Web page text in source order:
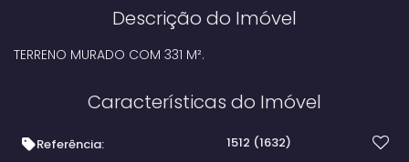
Descrição do Imóvel
TERRENO MURADO COM 331 M².
Características do Imóvel
Referência: 1512 (1632)